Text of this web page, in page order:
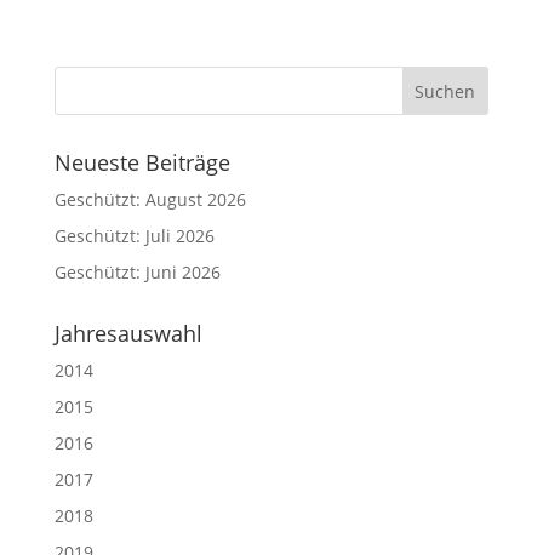
Neueste Beiträge
Geschützt: August 2026
Geschützt: Juli 2026
Geschützt: Juni 2026
Jahresauswahl
2014
2015
2016
2017
2018